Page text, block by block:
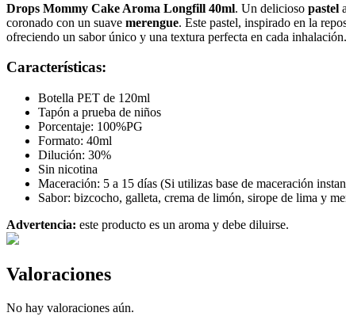
Drops Mommy Cake Aroma Longfill 40ml. Un delicioso pastel
coronado con un suave merengue. Este pastel, inspirado en la
ofreciendo un sabor único y una textura perfecta en cada
Características:
Botella PET de 120ml
Tapón a prueba de niños
Porcentaje: 100%PG
Formato: 40ml
Dilución: 30%
Sin nicotina
Maceración: 5 a 15 días (Si utilizas base de maceración
Sabor: bizcocho, galleta, crema de limón, sirope de lima y
Advertencia: este producto es un aroma y debe diluirse.
Valoraciones
No hay valoraciones aún.